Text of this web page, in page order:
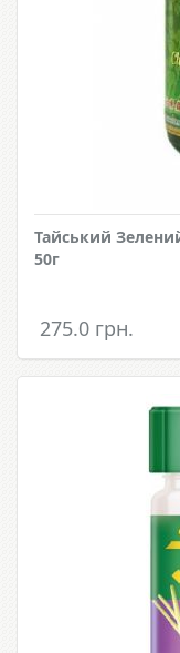
Тайський
50г
275.0 грн.